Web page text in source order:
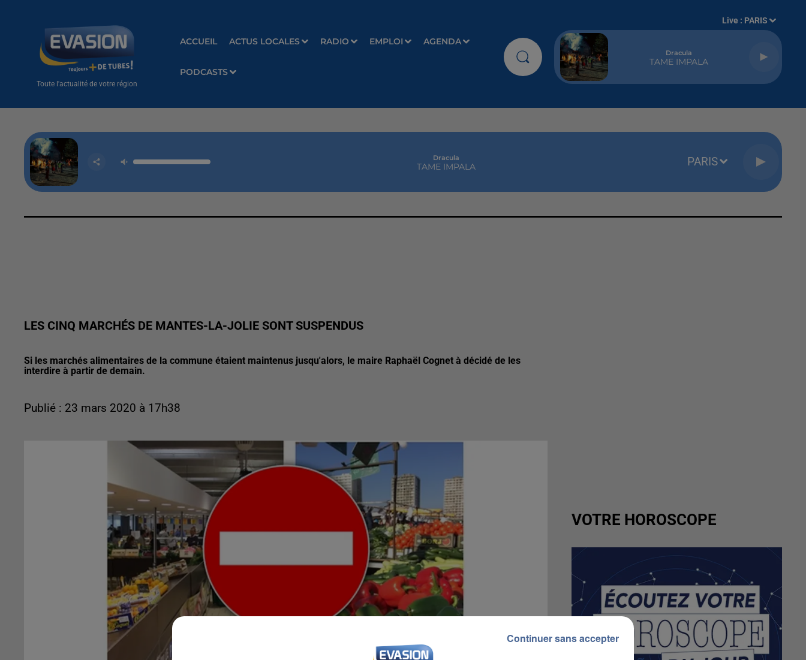
Toute l'actualité de votre région
ACCUEIL ACTUS LOCALES RADIO EMPLOI AGENDA
PODCASTS
Live : PARIS
Dracula
TAME IMPALA
Dracula
TAME IMPALA PARIS
LES CINQ MARCHÉS DE MANTES-LA-JOLIE SONT SUSPENDUS
Si les marchés alimentaires de la commune étaient maintenus jusqu'alors, le maire Raphaël Cognet à décidé de les
Publié : 23 mars 2020 à 17h38
VOTRE HOROSCOPE
Continuer sans accepter